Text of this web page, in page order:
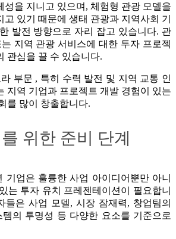
성을 지니고 있으며, 체험형 관광 모델을
있기 때문에 생태 관광과 지역사회 기
발전 방향으로 자리 잡고 있습니다. 관
지역 관광 서비스에 대한 투자 프로젝
관심을 끌 수 있습니다.
부문 , 특히 수력 발전 및 지역 교통 인
지역 기업과 프로젝트 개발 경험이 있는
를 많이 창출합니다.
위한 준비 단계
기업은 훌륭한 사업 아이디어뿐만 아니
는 투자 유치 프레젠테이션이 필요합니
들은 사업 모델, 시장 잠재력, 창업팀의
의 투명성 등 다양한 요소를 기준으로